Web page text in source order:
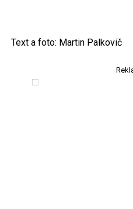
Text a foto: Martin Palkovič